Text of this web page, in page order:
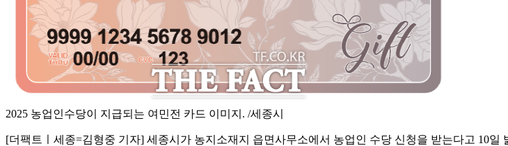
2025 농업인수당이 지급되는 여민전 카드 이미지. /세종시
[더팩트ㅣ세종=김형중 기자] 세종시가 농지소재지 읍면사무소에서 농업인 수당 신청을 받는다고 10일